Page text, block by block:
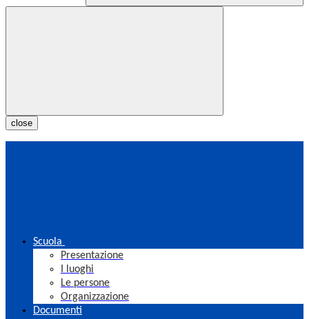
close
Scuola
Presentazione
I luoghi
Le persone
Organizzazione
Documenti